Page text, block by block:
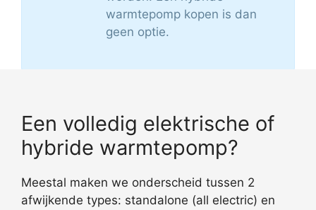
warmtepomp kopen is dan
geen optie.
Een volledig elektrische of
hybride warmtepomp?
Meestal maken we onderscheid tussen 2
afwijkende types: standalone (all electric) en